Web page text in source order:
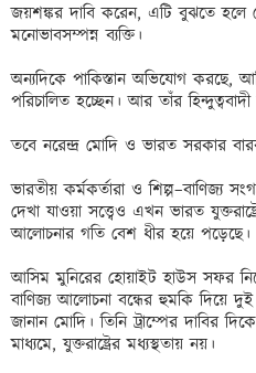
জয়শঙ্কর দাবি করেন, এটি বুঝতে হলে
মনোভাবসম্পন্ন ব্যক্তি।
অন্যদিকে পাকিস্তান অভিযোগ করছে,
পরিচালিত হচ্ছেন। আর তাঁর
তবে নরেন্দ্র মোদি ও ভারত সরকার
ভারতীয় কর্মকর্তারা ও শিল্প–বাণিজ্য
দেখা যাওয়া সত্ত্বেও এখন ভারত
আলোচনার গতি বেশ ধীর হয়ে পড়েছে।
আসিম মুনিরের হোয়াইট হাউস সফর
বাণিজ্য আলোচনা বন্ধের হুমকি দিয়ে
জানান মোদি। তিনি ট্রাম্পের দাবির
মাধ্যমে, যুক্তরাষ্ট্রের মধ্যস্থতায় নয়।